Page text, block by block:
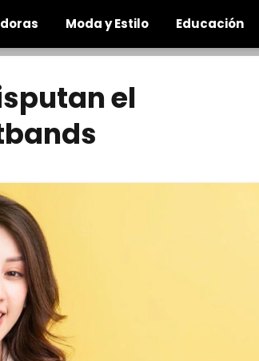
Moda y Estilo Educación
el